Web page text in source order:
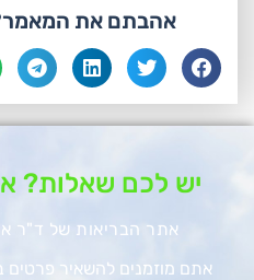
אהבתם את
יש לכם שאלות?
אתר הבריאות של ד"ר
אתם מוזמנים להשאיר פרטים